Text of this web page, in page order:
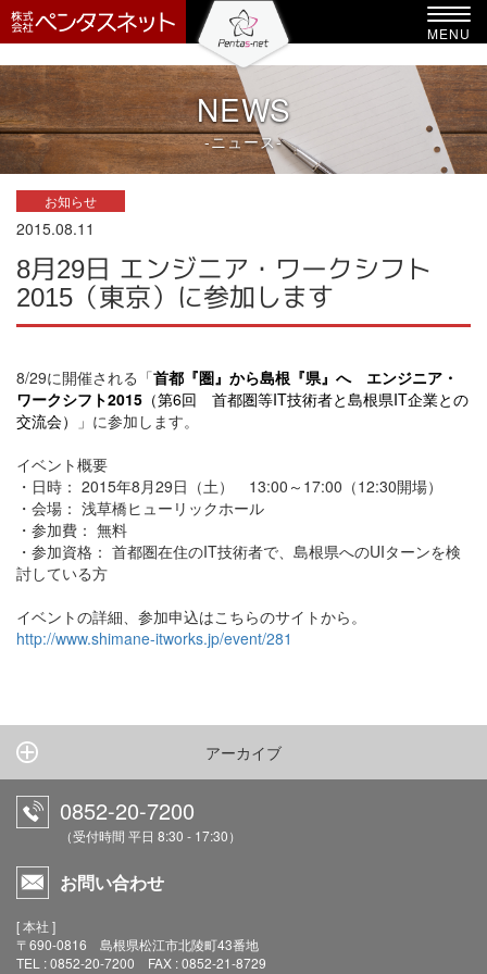
-->
MENU
NEWS
-ニュース-
お知らせ
2015.08.11
8月29日 エンジニア・ワークシフト
2015（東京）に参加します
8/29に開催される「首都『圏』から島根『県』へ エンジニア・
ワークシフト2015 （第6回 首都圏等IT技術者と島根県IT企業との
交流会）
」に参加します。
イベント概要
・日時： 2015年8月29日（土） 13:00～17:00（12:30開場）
・会場： 浅草橋ヒューリックホール
・参加費： 無料
・参加資格： 首都圏在住のIT技術者で、島根県へのUIターンを検
討している方
イベントの詳細、参加申込はこちらのサイトから。
http://www.shimane-itworks.jp/event/281
アーカイブ
0852-20-7200
（受付時間 平日 8:30 - 17:30）
お問い合わせ
[ 本社 ]
〒690-0816 島根県松江市北陵町43番地
TEL : 0852-20-7200 FAX : 0852-21-8729